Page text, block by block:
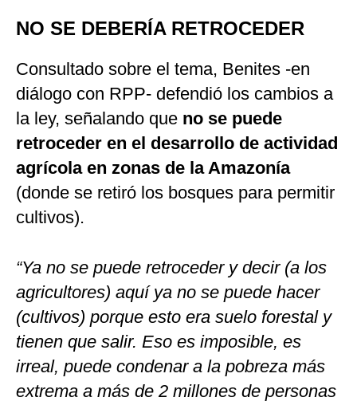
NO SE DEBERÍA RETROCEDER
Consultado sobre el tema, Benites -en
diálogo con RPP- defendió los cambios a
la ley, señalando que no se puede
retroceder en el desarrollo de actividad
agrícola en zonas de la Amazonía
(donde se retiró los bosques para permitir
cultivos).
“Ya no se puede retroceder y decir (a los
agricultores) aquí ya no se puede hacer
(cultivos) porque esto era suelo forestal y
tienen que salir. Eso es imposible, es
irreal, puede condenar a la pobreza más
extrema a más de 2 millones de personas